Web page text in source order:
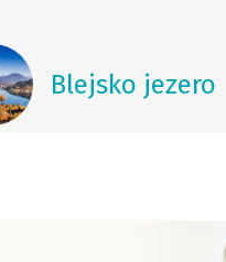
Blejsko jezero